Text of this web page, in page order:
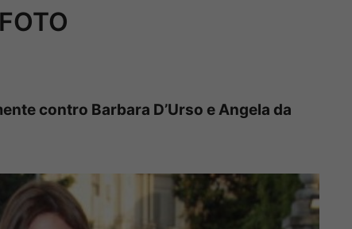
contro Barbara D’Urso e Angela da